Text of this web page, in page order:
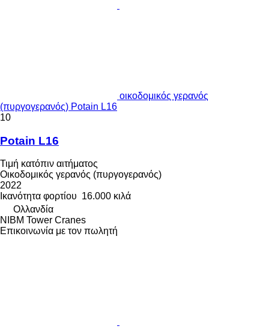
οικοδομικός γερανός
(πυργογερανός) Potain L16
10
Potain L16
Τιμή κατόπιν αιτήματος
Οικοδομικός γερανός (πυργογερανός)
2022
Ικανότητα φορτίου 16.000 κιλά
Ολλανδία
NIBM Tower Cranes
Επικοινωνία με τον πωλητή